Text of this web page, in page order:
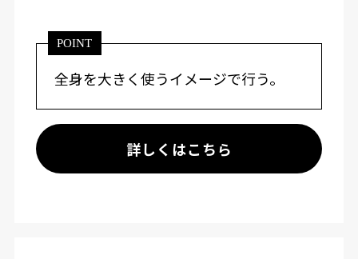
POINT
全身を大きく使うイメージで行う。
詳しくはこちら